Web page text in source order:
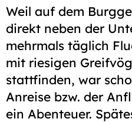
Weil auf dem
direkt neben der
mehrmals täglich
mit riesigen
stattfinden, war
Anreise bzw. der
ein Abenteuer.